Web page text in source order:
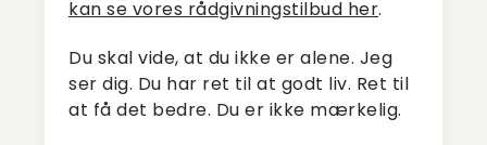
kan se vores rådgivningstilbud her.
Du skal vide, at du ikke er alene. Jeg
ser dig. Du har ret til at godt liv. Ret til
at få det bedre. Du er ikke mærkelig.